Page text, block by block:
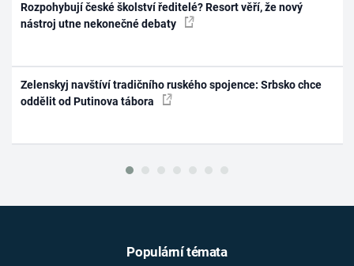
Rozpohybují české školství ředitelé? Resort věří, že nový
nástroj utne nekonečné debaty
Zelenskyj navštíví tradičního ruského spojence: Srbsko chce
oddělit od Putinova tábora
Populární témata